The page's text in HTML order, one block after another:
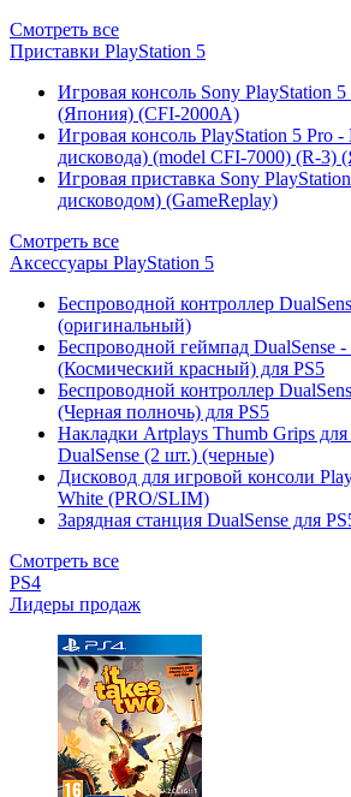
Смотреть все
Приставки PlayStation 5
Игровая консоль Sony PlayStation
(Япония) (CFI-2000A)
Игровая консоль PlayStation 5 Pro
дисковода) (model CFI-7000) (R-3)
Игровая приставка Sony
дисководом) (GameReplay)
Смотреть все
Аксессуары PlayStation 5
Беспроводной контроллер
(оригинальный)
Беспроводной геймпад DualSense -
(Космический красный) для PS5
Беспроводной контроллер
(Черная полночь) для PS5
Накладки Artplays Thumb Grips для
DualSense (2 шт.) (черные)
Дисковод для игровой консоли
White (PRO/SLIM)
Зарядная станция DualSense для
Смотреть все
PS4
Лидеры продаж